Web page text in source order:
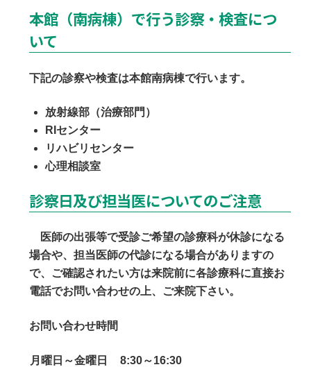
本館（南病棟）で行う診察・検査につ
いて
下記の診察や検査は本館南病棟で行います。
放射線部（治療部門）
RIセンター
リハビリセンター
心理相談室
診察日及び担当医についてのご注意
医師の出張等で受診ご希望の診療科が休診になる
場合や、担当医師の代診になる場合がありますの
で、ご確認されたい方は来院前に各診療科に直接お
電話でお問い合わせの上、ご来院下さい。
お問い合わせ時間
月曜日～金曜日 8:30～16:30